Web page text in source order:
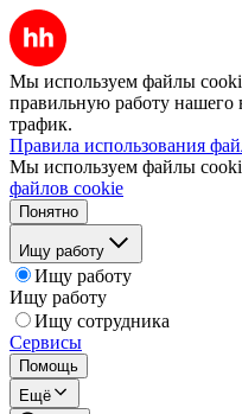
Мы используем файлы
правильную работу нашего
трафик.
Правила использования
Мы используем файлы
файлов cookie
Понятно
Ищу работу
Ищу работу
Ищу работу
Ищу сотрудника
Сервисы
Помощь
Ещё